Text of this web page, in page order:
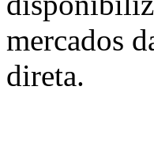
mercados
direta.